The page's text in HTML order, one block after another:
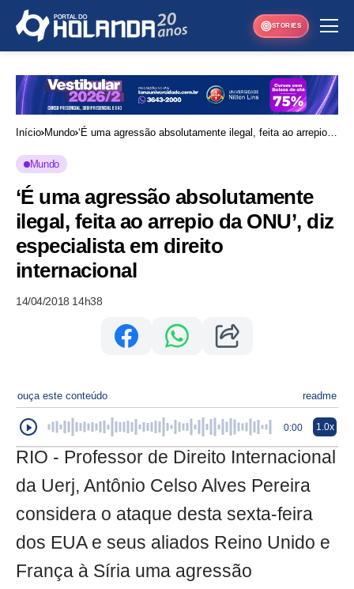
STORIES
Início Mundo ‘É uma agressão absolutamente ilegal, feita ao arrepio
Mundo
‘É uma agressão absolutamente
ilegal, feita ao arrepio da ONU’, diz
especialista em direito
internacional
14/04/2018 14h38
ouça este conteúdo readme
0:00 1.0x
RIO - Professor de Direito Internacional
da Uerj, Antônio Celso Alves Pereira
considera o ataque desta sexta-feira
dos EUA e seus aliados Reino Unido e
França à Síria uma agressão